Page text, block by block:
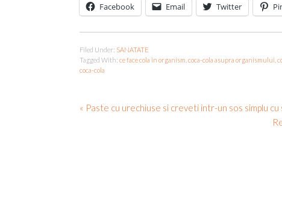
Facebook Email Twitter
Filed Under: SANATATE
Tagged With: ce face cola in organism coca-cola asupra organismului
coca-cola
« Paste cu urechiuse si creveti intr-un sos simplu cu